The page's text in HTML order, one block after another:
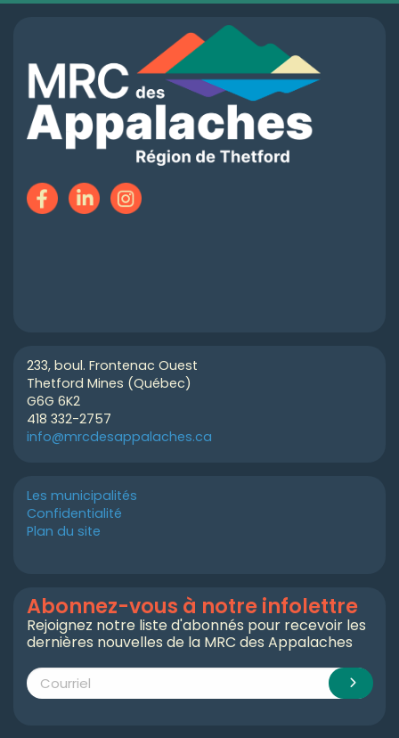
233, boul. Frontenac Ouest
Thetford Mines (Québec)
G6G 6K2
418 332-2757
info@mrcdesappalaches.ca
Les municipalités
Confidentialité
Plan du site
Abonnez-vous à notre infolettre
Rejoignez notre liste d'abonnés pour recevoir les
dernières nouvelles de la MRC des Appalaches